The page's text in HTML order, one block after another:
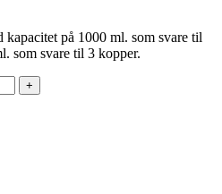
kapacitet på 1000 ml. som svare til
som svare til 3 kopper.